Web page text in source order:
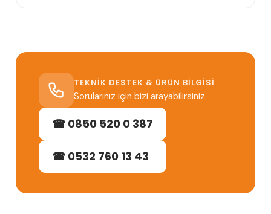
TEKNIK DESTEK & ÜRÜN BILGISI
Sorularınız için bizi arayabilirsiniz.
☎ 0850 520 0 387
☎ 0532 760 13 43